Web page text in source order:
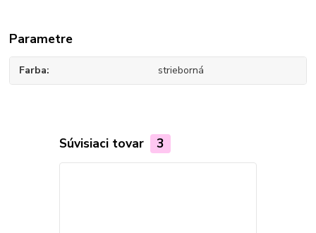
Parametre
Farba strieborná
Súvisiaci tovar 3